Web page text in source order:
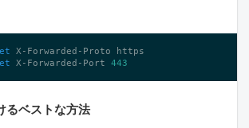
X-Forwarded-Proto https
X-Forwarded-Port 443
るベストな方法